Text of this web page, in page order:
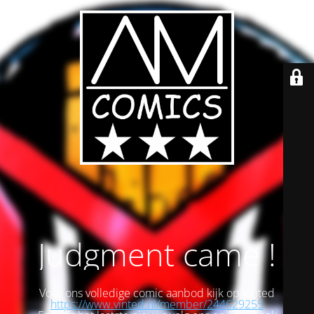
Judgment came !
Voor ons volledige comic aanbod kijk op Vinted
https://www.vinted.nl/member/244629255